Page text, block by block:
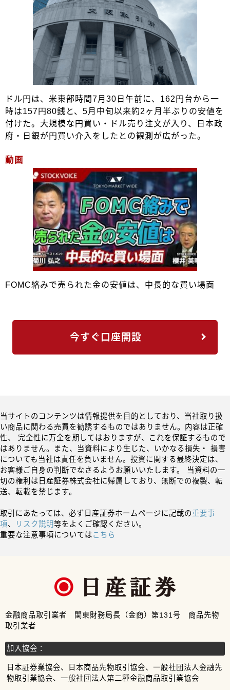
ドル円は、米東部時間7月30日午前に、162円台から一
時は157円80銭と、5月中旬以来約2ヶ月半ぶりの安値を
付けた。大規模な円買い・ドル売り注文が入り、日本政
府・日銀が円買い介入をしたとの観測が広がった。
動画
FOMC絡みで売られた金の安値は、中長的な買い場面
今すぐ口座開設
当サイトのコンテンツは情報提供を目的としており、当社取り扱
い商品に関わる売買を勧誘するものではありません。内容は正確
性、 完全性に万全を期してはおりますが、これを保証するもので
はありません。また、当資料により生じた、いかなる損失・ 損害
についても当社は責任を負いません。投資に関する最終決定は、
お客様ご自身の判断でなさるようお願いいたします。 当資料の一
切の権利は日産証券株式会社に帰属しており、無断での複製、転
送、転載を禁じます。
取引にあたっては、必ず日産証券ホームページに記載の重要事
項、 リスク説明等をよくご確認ください。
重要な注意事項についてはこちら
金融商品取引業者 関東財務局長（金商）第131号 商品先物
取引業者
加入協会：
日本証券業協会、日本商品先物取引協会、一般社団法人金融先
物取引業協会、一般社団法人第二種金融商品取引業協会